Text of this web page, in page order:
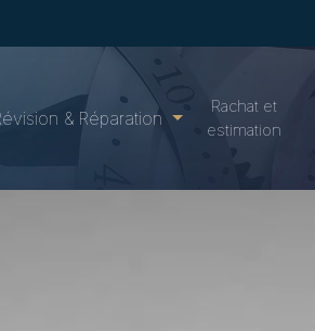
& Réparation
Rachat et
estimation